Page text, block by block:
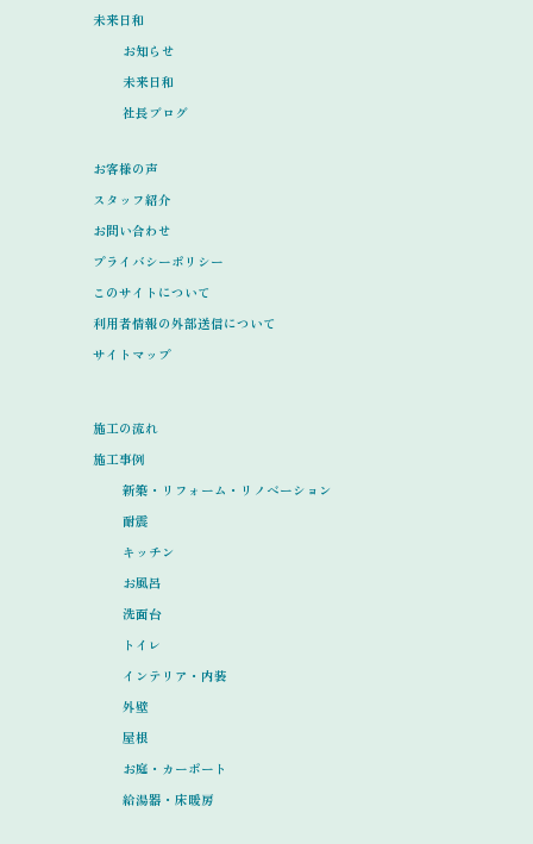
未来日和
お知らせ
未来日和
社長ブログ
お客様の声
スタッフ紹介
お問い合わせ
プライバシーポリシー
このサイトについて
利用者情報の外部送信について
サイトマップ
施工の流れ
施工事例
新築・リフォーム・リノベーション
耐震
キッチン
お風呂
洗面台
トイレ
インテリア・内装
外壁
屋根
お庭・カーポート
給湯器・床暖房